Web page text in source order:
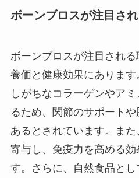
ボーンブロスが注目さ
ボーンブロスが注目され
養価と健康効果にありま
しがちなコラーゲンやア
るため、関節のサポート
あるとされています。ま
寄与し、免疫力を高める効
す。さらに、自然食品と